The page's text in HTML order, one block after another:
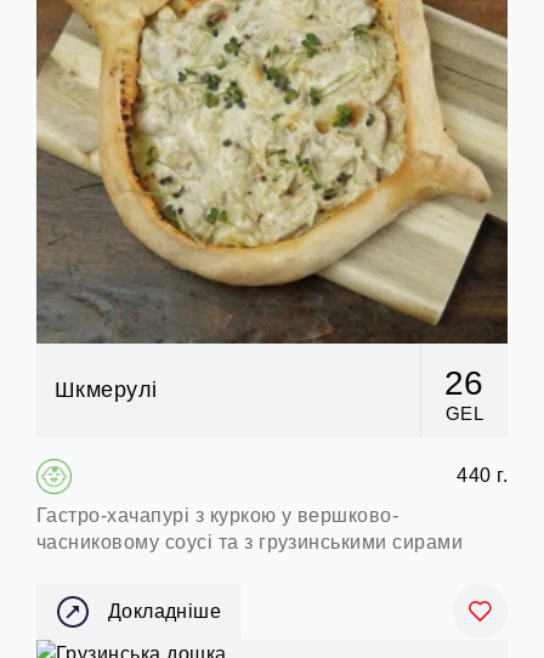
Шкмерулі 26
GEL
440 г.
Гастро-хачапурі з куркою у вершково-
часниковому соусі та з грузинськими сирами
Докладніше